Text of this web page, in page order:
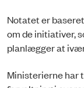
Notatet er
om de initiativer,
planlægger at
Ministerierne har